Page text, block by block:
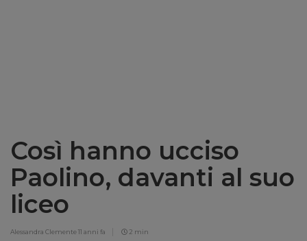
Così hanno ucciso
Paolino, davanti al suo
liceo
Alessandra Clemente11 anni fa 2 min